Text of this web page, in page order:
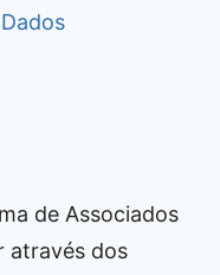
de Associados
através dos